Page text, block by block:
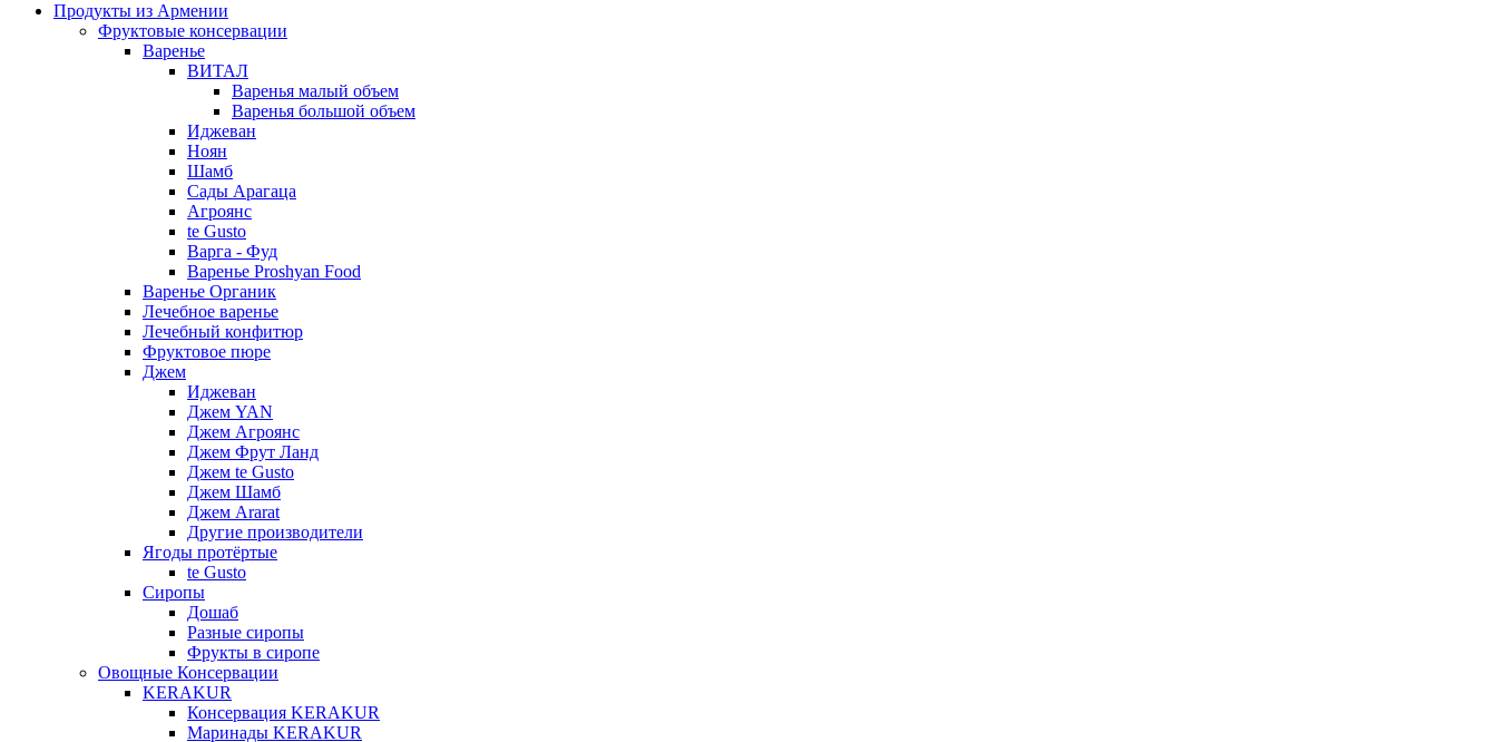
Продукты из Армении
Фруктовые консервации
Варенье
ВИТАЛ
Варенья малый объем
Варенья большой объем
Иджеван
Ноян
Шамб
Сады Арагаца
Агроянс
te Gusto
Варга - Фуд
Варенье Proshyan Food
Варенье Органик
Лечебное варенье
Лечебный конфитюр
Фруктовое пюре
Джем
Иджеван
Джем YAN
Джем Агроянс
Джем Фрут Ланд
Джем te Gusto
Джем Шамб
Джем Ararat
Другие производители
Ягоды протёртые
te Gusto
Сиропы
Дошаб
Разные сиропы
Фрукты в сиропе
Овощные Консервации
KERAKUR
Консервация KERAKUR
Маринады KERAKUR